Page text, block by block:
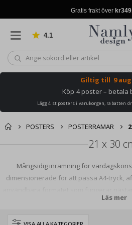
Gratis frakt över
4.1 Baserat på 1025 betyg
Giltig till 9
Köp 4 poster – betala
Lägg 4 st posters i varukorgen, rabatten
POSTERS POSTERRAMAR
21 x 30
Mångsidig inramning för
dimensionerade för att passa A4-tryck,
konstruktion och finish som ramar in din
Läs mer